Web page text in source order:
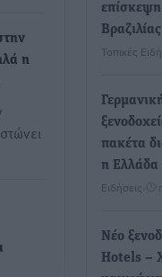
η
Τοπικές
πακέτα
η Ελλάδα
Ειδήσεις
Νέο
Hotels –